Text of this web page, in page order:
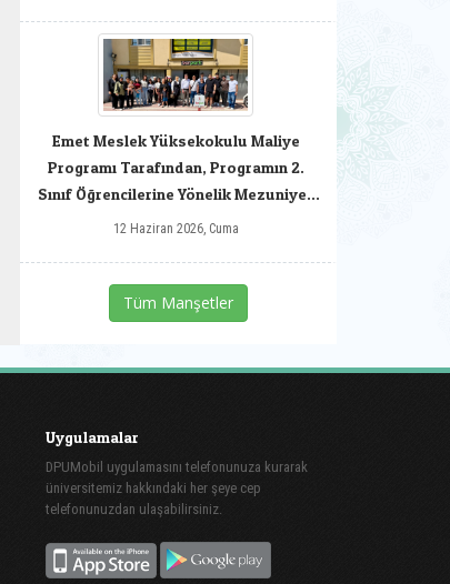
Emet Meslek Yüksekokulu Maliye
Programı Tarafından, Programın 2.
Sınıf Öğrencilerine Yönelik Mezuniyet
Kahvaltısı Düzenlendi.
12 Haziran 2026, Cuma
Tüm Manşetler
Uygulamalar
DPUMobil uygulamasını telefonunuza kurarak
üniversitemiz hakkındaki her şeye cep
telefonunuzdan ulaşabilirsiniz.